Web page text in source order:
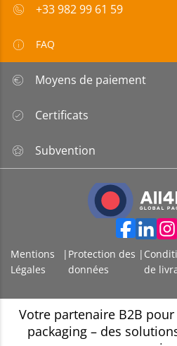
+33 982 99 61 59
FAQ
Moyens de paiement
Certificats
Subvention
Mentions
Légales
| Protection des
données
|
de
Votre partenaire B2B
packaging – des